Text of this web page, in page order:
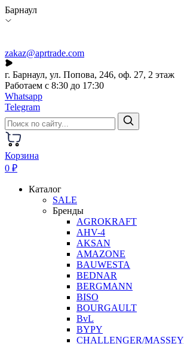
Барнаул
zakaz@aprtrade.com
г. Барнаул, ул. Попова, 246, оф. 27, 2 этаж
Работаем с 8:30 до 17:30
Whatsapp
Telegram
Корзина
0 ₽
Каталог
SALE
Бренды
AGROKRAFT
AHV-4
AKSAN
AMAZONE
BAUWESTA
BEDNAR
BERGMANN
BISO
BOURGAULT
BvL
BYPY
CHALLENGER/